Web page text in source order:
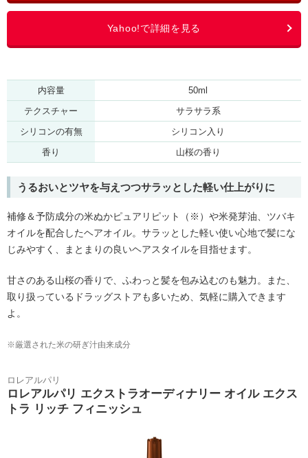
内容量
50ml
テクスチャー
サラサラ系
シリコンの有無
シリコン入り
香り
山桜の香り
うるおいとツヤを与えつつサラッとした軽い仕上がりに
補修＆予防成分の米ぬかピュアリピット（※）や米発芽油、ツバキ
オイルを配合したヘアオイル。サラッとした軽い使い心地で髪にな
じみやすく、まとまりの良いヘアスタイルを目指せます。
甘さのある山桜の香りで、ふわっと髪を包み込むのも魅力。また、
取り扱っているドラッグストアも多いため、気軽に購入できます
よ。
※厳選された米の研ぎ汁由来成分
ロレアルパリ
ロレアルパリ エクストラオーディナリー オイル エクス
トラ リッチ フィニッシュ